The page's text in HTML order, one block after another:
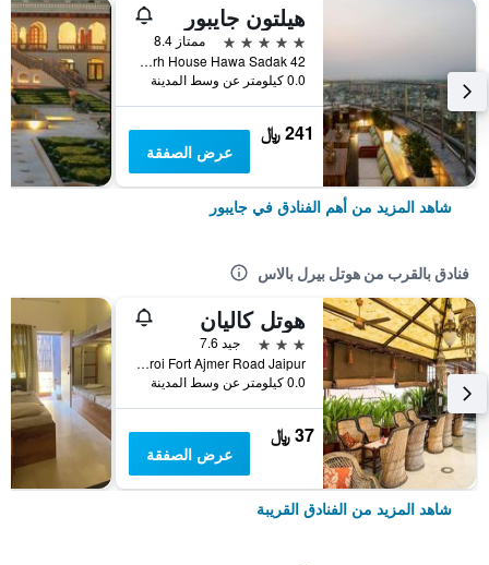
هيلتون جايبور
5 نجوم
ممتاز 8.4
42 Geejgarh House Hawa Sadak, جايبور, الهند
0.0 كيلومتر عن وسط المدينة
241 ﷼
عرض الصفقة
شاهد المزيد من أهم الفنادق في جايبور
فنادق بالقرب من هوتل بيرل بالاس
هوتل كاليان
3 نجوم
جيد 7.6
Hathroi Fort Ajmer Road Jaipur, جايبور, الهند
0.0 كيلومتر عن وسط المدينة
37 ﷼
عرض الصفقة
شاهد المزيد من الفنادق القريبة